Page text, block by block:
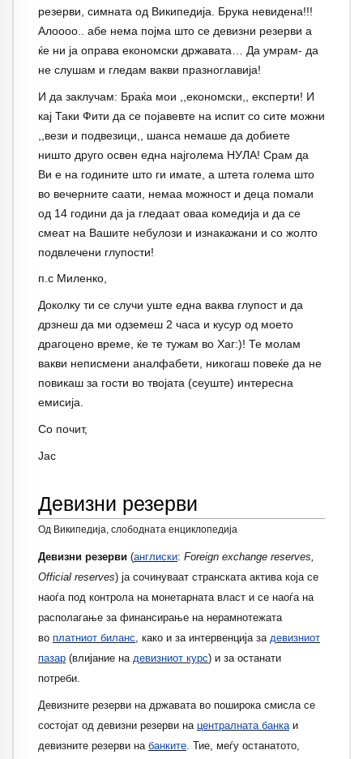
резерви, симната од Википедија. Брука невидена!!!
Алоооо.. абе нема појма што се девизни резерви а
ќе ни ја оправа економски државата… Да умрам- да
не слушам и гледам вакви празноглавија!
И да заклучам: Браќа мои ,,економски,, експерти! И
кај Таки Фити да се појавевте на испит со сите можни
,,вези и подвезици,, шанса немаше да добиете
ништо друго освен една најголема НУЛА! Срам да
Ви е на годините што ги имате, а штета голема што
во вечерните саати, немаа можност и деца помали
од 14 години да ја гледаат оваа комедија и да се
смеат на Вашите небулози и изнакажани и со жолто
подвлечени глупости!
п.с Миленко,
Доколку ти се случи уште една ваква глупост и да
дрзнеш да ми одземеш 2 часа и кусур од моето
драгоцено време, ќе те тужам во Хаг:)! Те молам
вакви неписмени аналфабети, никогаш повеќе да не
повикаш за гости во твојата (сеуште) интересна
емисија.
Со почит,
Јас
Девизни резерви
Од Википедија, слободната енциклопедија
Девизни резерви (англиски: Foreign exchange reserves,
Official reserves) ја сочинуваат странската актива која се
наоѓа под контрола на монетарната власт и се наоѓа на
располагање за финансирање на нерамнотежата
во платниот биланс, како и за интервенција за девизниот
пазар (влијание на девизниот курс) и за останати
потреби.
Девизните резерви на државата во поширока смисла се
состојат од девизни резерви на централната банкаи
девизните резерви на банките. Тие, меѓу останатото,